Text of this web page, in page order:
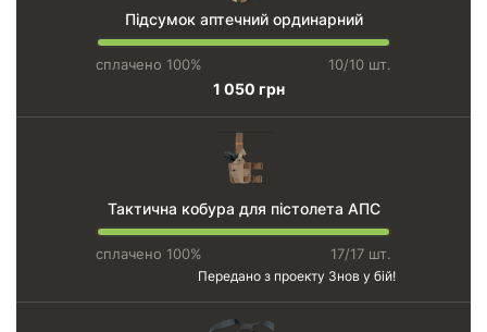
Підсумок аптечний ординарний
сплачено 100% 10/10 шт.
1 050 грн
Тактична кобура для пістолета АПС
сплачено 100%
17/17 шт.
Передано з проекту Знов у бій!